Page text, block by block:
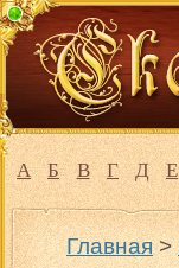
А Б В Г Д Е
Главная>